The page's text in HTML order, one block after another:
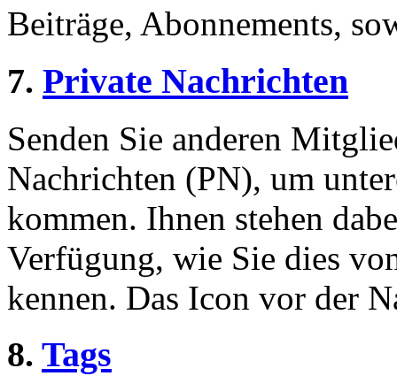
Beiträge, Abonnements,
7. Private Nachrichten
Senden Sie anderen
Nachrichten (PN), um
kommen. Ihnen stehen
Verfügung, wie Sie dies
kennen. Das Icon vor der
8. Tags